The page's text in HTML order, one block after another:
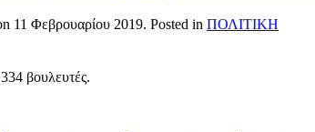
11 Φεβρουαρίου 2019. Posted in ΠΟΛΙΤΙΚΗ
βουλευτές.